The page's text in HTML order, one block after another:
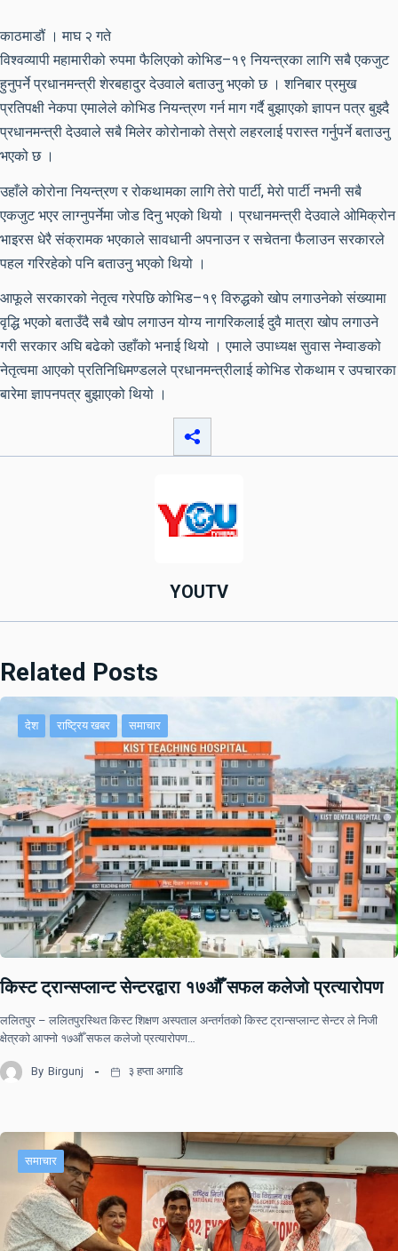
काठमाडौं । माघ २ गते
विश्वव्यापी महामारीको रुपमा फैलिएको कोभिड–१९ नियन्त्रका लागि सबै एकजुट
हुनुपर्ने प्रधानमन्त्री शेरबहादुर देउवाले बताउनु भएको छ । शनिबार प्रमुख
प्रतिपक्षी नेकपा एमालेले कोभिड नियन्त्रण गर्न माग गर्दै बुझाएको ज्ञापन पत्र बुझ्दै
प्रधानमन्त्री देउवाले सबै मिलेर कोरोनाको तेस्रो लहरलाई परास्त गर्नुपर्ने बताउनु
भएको छ ।
उहाँले कोरोना नियन्त्रण र रोकथामका लागि तेरो पार्टी, मेरो पार्टी नभनी सबै
एकजुट भएर लाग्नुपर्नेमा जोड दिनु भएको थियो । प्रधानमन्त्री देउवाले ओमिक्रोन
भाइरस धेरै संक्रामक भएकाले सावधानी अपनाउन र सचेतना फैलाउन सरकारले
पहल गरिरहेको पनि बताउनु भएको थियो ।
आफूले सरकारको नेतृत्व गरेपछि कोभिड–१९ विरुद्धको खोप लगाउनेको संख्यामा
वृद्धि भएको बताउँदै सबै खोप लगाउन योग्य नागरिकलाई दुवै मात्रा खोप लगाउने
गरी सरकार अघि बढेको उहाँको भनाई थियो । एमाले उपाध्यक्ष सुवास नेम्वाङको
नेतृत्वमा आएको प्रतिनिधिमण्डलले प्रधानमन्त्रीलाई कोभिड रोकथाम र उपचारका
बारेमा ज्ञापनपत्र बुझाएको थियो ।
YOUTV
Related Posts
देश राष्ट्रिय खबर समाचार
किस्ट ट्रान्सप्लान्ट सेन्टरद्वारा १७औँ सफल कलेजो प्रत्यारोपण
ललितपुर – ललितपुरस्थित किस्ट शिक्षण अस्पताल अन्तर्गतको किस्ट ट्रान्सप्लान्ट सेन्टर ले निजी
क्षेत्रको आफ्नो १७औँ सफल कलेजो प्रत्यारोपण…
By Birgunj ३ हप्ता अगाडि
समाचार